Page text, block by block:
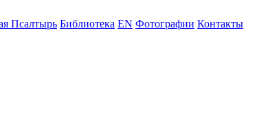
Псалтырь Библиотека EN Фотографии Контакты